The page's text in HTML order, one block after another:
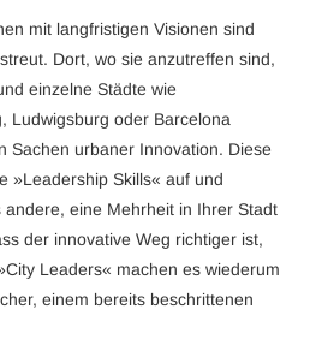
mit langfristigen Visionen sind
Dort, wo sie anzutreffen sind,
einzelne Städte wie
Ludwigsburg oder Barcelona
Sachen urbaner Innovation. Diese
»Leadership Skills« auf und
eine Mehrheit in Ihrer Stadt
der innovative Weg richtiger ist,
Leaders« machen es wiederum
einem bereits beschrittenen